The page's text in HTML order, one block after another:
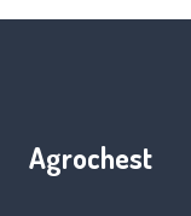
Agrochest